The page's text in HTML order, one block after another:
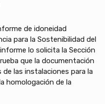
de idoneidad
para la Sostenibilidad del
lo solicita la Sección
que la documentación
las instalaciones para la
homologación de la